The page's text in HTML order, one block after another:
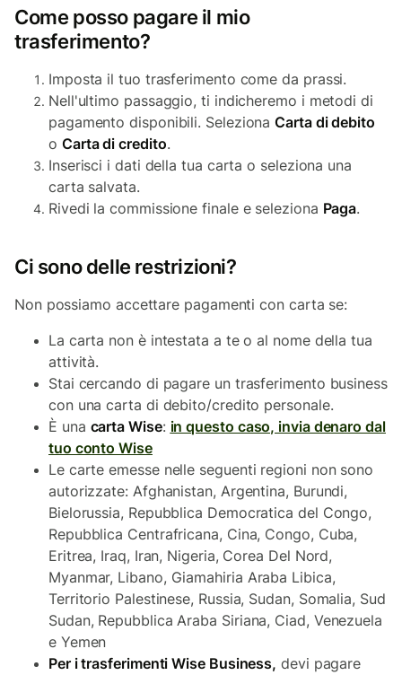
Come posso pagare il mio
trasferimento?
Imposta il tuo trasferimento come da prassi.
Nell'ultimo passaggio, ti indicheremo i metodi di
pagamento disponibili. SelezionaCarta di debito
o Carta di credito.
Inserisci i dati della tua carta o seleziona una
carta salvata.
Rivedi la commissione finale e seleziona Paga.
Ci sono delle restrizioni?
Non possiamo accettare pagamenti con carta se:
La carta non è intestata a te o al nome della tua
attività.
Stai cercando di pagare un trasferimento business
con una carta di debito/credito personale.
È una carta Wise: in questo caso, invia denaro dal
tuo conto Wise
Le carte emesse nelle seguenti regioni non sono
autorizzate: Afghanistan, Argentina, Burundi,
Bielorussia, Repubblica Democratica del Congo,
Repubblica Centrafricana, Cina, Congo, Cuba,
Eritrea, Iraq, Iran, Nigeria, Corea Del Nord,
Myanmar, Libano, Giamahiria Araba Libica,
Territorio Palestinese, Russia, Sudan, Somalia, Sud
Sudan, Repubblica Araba Siriana, Ciad, Venezuela
e Yemen
Per i trasferimenti Wise Business, devi pagare